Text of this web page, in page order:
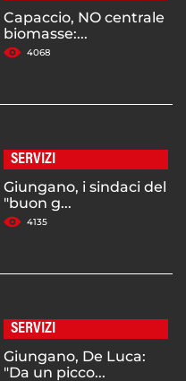
Capaccio, NO centrale
biomasse:...
4068
SERVIZI
Giungano, i sindaci del
"buon g...
4135
SERVIZI
Giungano, De Luca:
"Da un picco...